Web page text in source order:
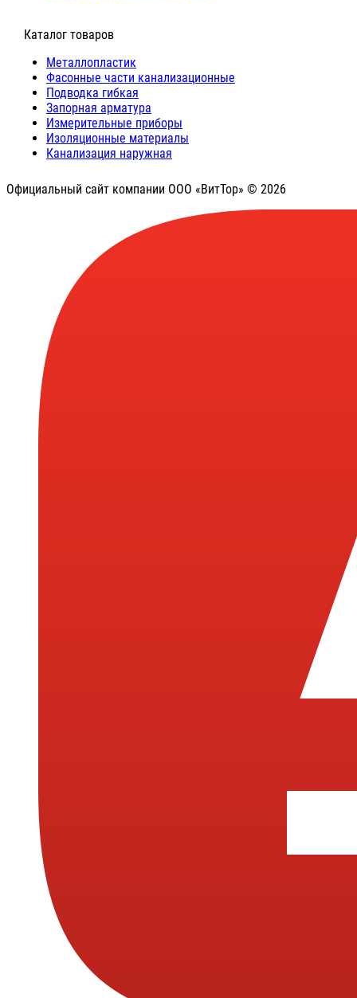
⠀Каталог товаров
Металлопластик
Фасонные части канализационные
Подводка гибкая
Запорная арматура
Измерительные приборы
Изоляционные материалы
Канализация наружная
Официальный сайт компании ООО «ВитТор» © 2026